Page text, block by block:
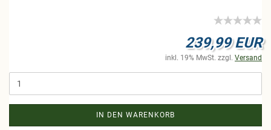
239,99 EUR
inkl. 19% MwSt. zzgl. Versand
IN DEN WARENKORB